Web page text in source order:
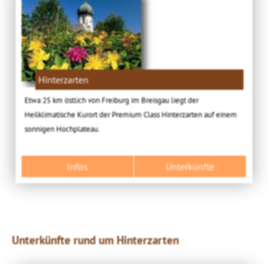
Hinterzarten
Etwa 25 km östlich von Freiburg im Breisgau liegt der
Heilklimatische Kurort der Premium Class Hinterzarten auf einem
sonnigen Hochplateau.
Infos Unterkünfte
Unterkünfte rund um Hinterzarten